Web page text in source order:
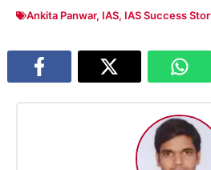
Ankita Panwar, IAS, IAS Success